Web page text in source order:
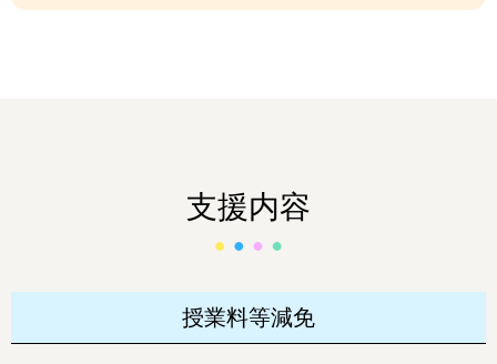
支援内容
授業料等減免